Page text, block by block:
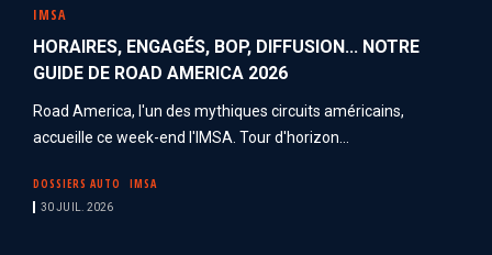
IMSA
HORAIRES, ENGAGÉS, BOP, DIFFUSION... NOTRE
GUIDE DE ROAD AMERICA 2026
Road America, l'un des mythiques circuits américains,
accueille ce week-end l'IMSA. Tour d'horizon...
DOSSIERS AUTO IMSA
30 JUIL. 2026